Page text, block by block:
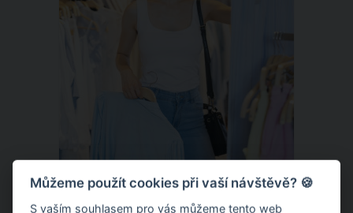
Chladivá móda do letních veder. V
těchto materiálech vám bude velmi
Můžeme použít cookies při vaší návštěvě? 🍪
S vaším souhlasem pro vás můžeme tento web